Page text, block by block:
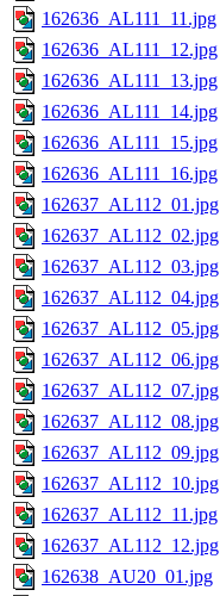
162636_AL111_11.jpg
162636_AL111_12.jpg
162636_AL111_13.jpg
162636_AL111_14.jpg
162636_AL111_15.jpg
162636_AL111_16.jpg
162637_AL112_01.jpg
162637_AL112_02.jpg
162637_AL112_03.jpg
162637_AL112_04.jpg
162637_AL112_05.jpg
162637_AL112_06.jpg
162637_AL112_07.jpg
162637_AL112_08.jpg
162637_AL112_09.jpg
162637_AL112_10.jpg
162637_AL112_11.jpg
162637_AL112_12.jpg
162638_AU20_01.jpg